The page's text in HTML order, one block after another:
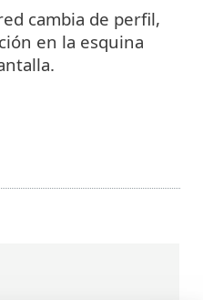
cambia de perfil,
en la esquina